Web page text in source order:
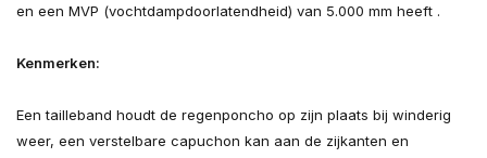
en een MVP (vochtdampdoorlatendheid) van 5.000 mm heeft .
Kenmerken:
Een tailleband houdt de regenponcho op zijn plaats bij winderig
weer, een verstelbare capuchon kan aan de zijkanten en